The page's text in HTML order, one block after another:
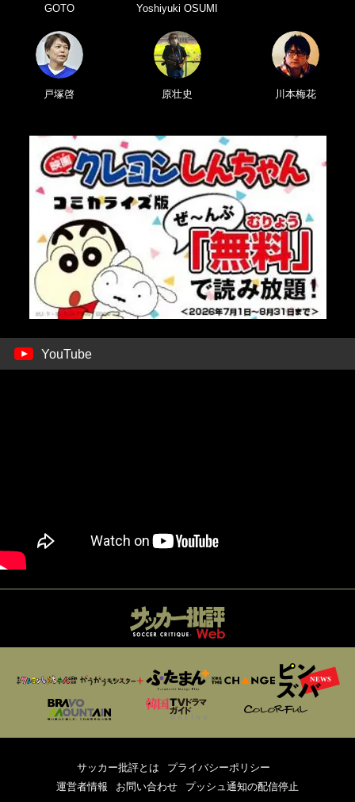
GOTO
Yoshiyuki OSUMI
戸塚啓 原壮史 川本梅花
YouTube
サッカー批評とは
プライバシーポリシー
運営者情報
お問い合わせ プッシュ通知の配信停止